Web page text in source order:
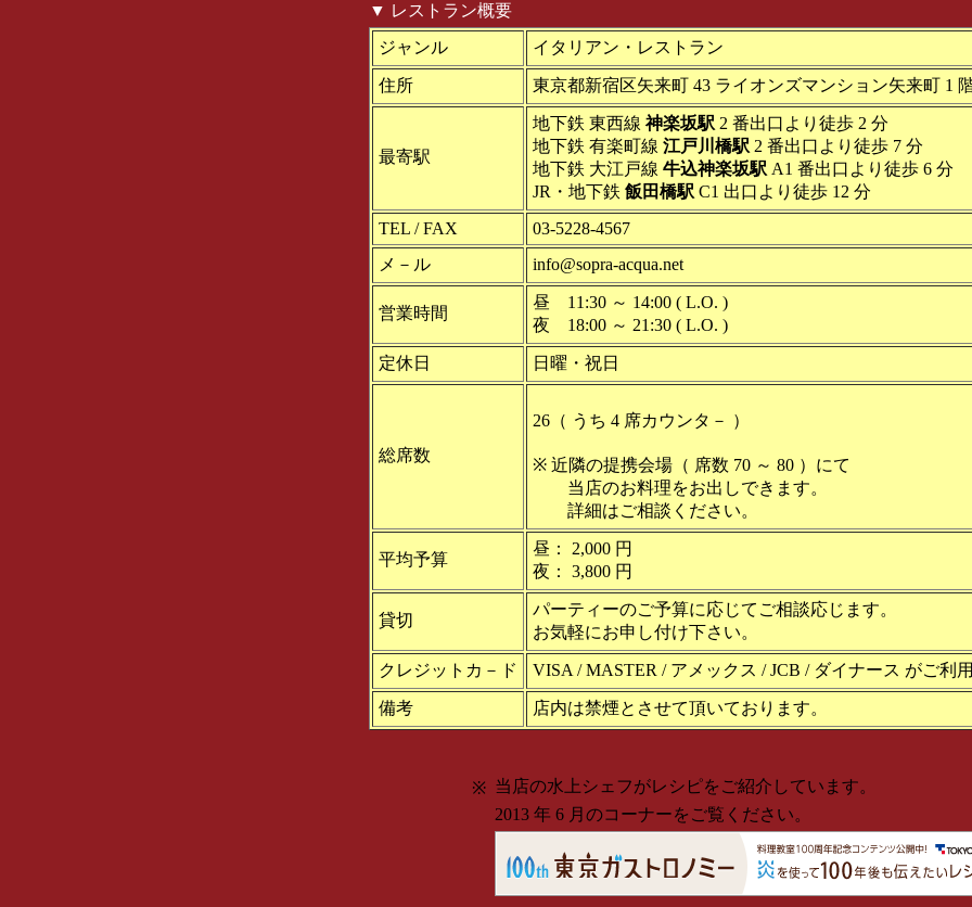
▼ レストラン概要
ジャンル
イタリアン・レストラン
住所 東京都新宿区矢来町 43 ライオンズマンション矢来町 1
最寄駅
地下鉄 東西線神楽坂駅 2 番出口より徒歩 2 分
地下鉄 有楽町線 江戸川橋駅 2 番出口より徒歩 7 分
地下鉄 大江戸線 牛込神楽坂駅 A1 番出口より徒歩 6 分
JR・地下鉄 飯田橋駅 C1 出口より徒歩 12 分
TEL / FAX
03-5228-4567
メ－ル
info@sopra-acqua.net
営業時間
昼 11:30 ～ 14:00 ( L.O. )
夜 18:00 ～ 21:30 ( L.O. )
定休日 日曜・祝日
総席数
26（ うち 4 席カウンタ－ ）
※ 近隣の提携会場（ 席数 70 ～ 80 ）にて
当店のお料理をお出しできます。
詳細はご相談ください。
平均予算
昼： 2,000 円
夜： 3,800 円
貸切
パーティーのご予算に応じてご相談応じます。
お気軽にお申し付け下さい。
クレジットカ－ド VISA / MASTER / アメックス / JCB / ダイナース がご利
備考 店内は禁煙とさせて頂いております。
※ 当店の水上シェフがレシピをご紹介しています。
2013 年 6 月のコーナーをご覧ください。